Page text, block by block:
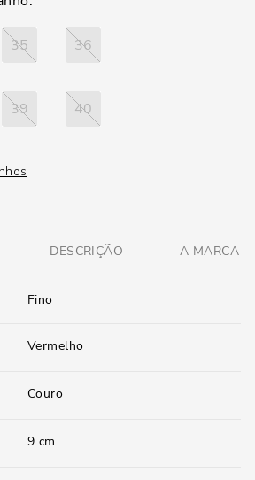
35 36
39 40
DESCRIÇÃO A MARCA
Fino
Vermelho
Couro
9 cm